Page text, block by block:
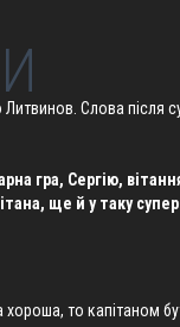
Слова після
гра, Сергію,
ще й у таку
то капітаном